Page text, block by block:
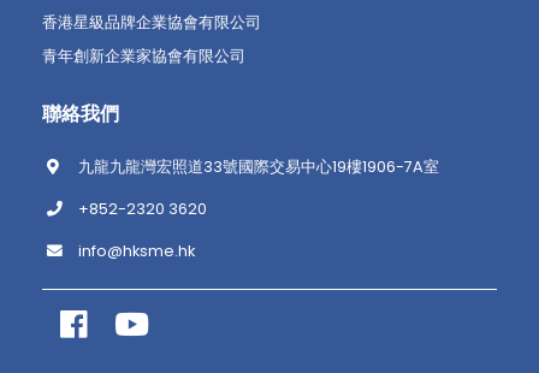
香港星級品牌企業協會有限公司
青年創新企業家協會有限公司
聯絡我們
九龍九龍灣宏照道33號國際交易中心19樓1906-7A室
+852-2320 3620
info@hksme.hk